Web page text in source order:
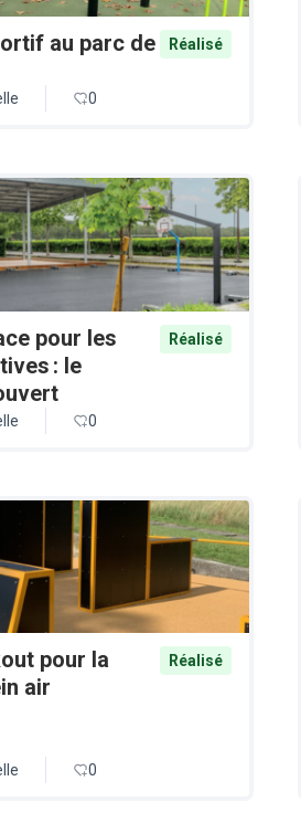
au parc de
Réalisé
0
pour les
: le
Réalisé
0
pour la
air
Réalisé
0